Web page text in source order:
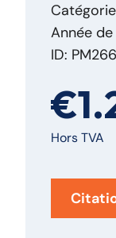
Année
ID:
Hors TVA